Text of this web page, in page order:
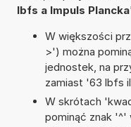
lbfs a Impuls Plancka
W większości
>') można
jednostek, na
zamiast '63 lbfs
W skrótach
pominąć znak